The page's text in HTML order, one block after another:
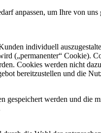
anpassen, um Ihre von
individuell
(„permanenter“ Cookie).
Cookies werden nicht
bereitzustellen und die
werden und die